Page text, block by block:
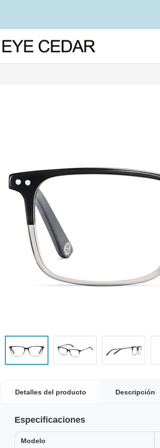
Detalles del producto Descripción
Especificaciones
Modelo